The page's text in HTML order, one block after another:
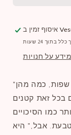
איסוף זמין ב
בתוך 24 שעות
מידע על חנויות
"הסיכויים שאישה ששולטת באחת-עשרה שפות, כמה מהן
בכל זאת קטנים
כמו הסיכויים
אבל," היא